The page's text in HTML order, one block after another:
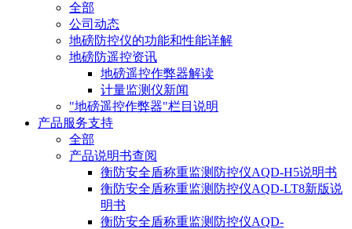
全部
公司动态
地磅防控仪的功能和性能详解
地磅防遥控资讯
地磅遥控作弊器解读
计量监测仪新闻
"地磅遥控作弊器"栏目说明
产品服务支持
全部
产品说明书查阅
衡防安全盾称重监测防控仪AQD-H5说明书
衡防安全盾称重监测防控仪AQD-LT8新版说
明书
衡防安全盾称重监测防控仪AQD-